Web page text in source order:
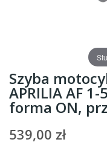
Szyba
APRILIA AF
forma ON,
539,00 zł